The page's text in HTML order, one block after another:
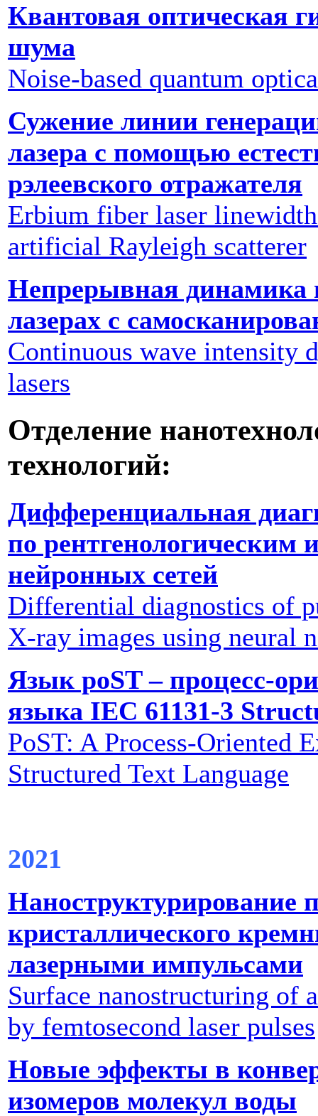
Квантовая оптическая
шума
Noise-based quantum
Сужение линии
лазера с помощью
рэлеевского отражателя
Erbium fiber laser
artificial Rayleigh scatterer
Непрерывная динамика
лазерах с
Continuous wave intensity
lasers
Отделение
технологий:
Дифференциальная
по рентгенологическим
нейронных сетей
Differential diagnostics of
X-ray images using neural
Язык poST – процесс-
языка IEC 61131-3
PoST: A Process-Oriented
Structured Text Language
2021
Наноструктурирование
кристаллического
лазерными импульсами
Surface nanostructuring of
by femtosecond laser pulses
Новые эффекты в
изомеров молекул воды